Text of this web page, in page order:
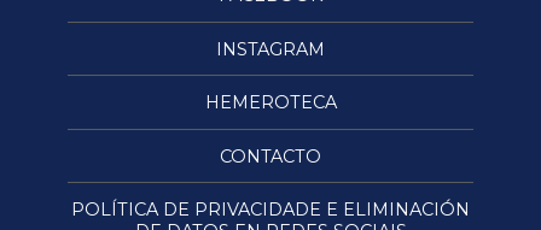
INSTAGRAM
HEMEROTECA
CONTACTO
POLÍTICA DE PRIVACIDADE E ELIMINACIÓN